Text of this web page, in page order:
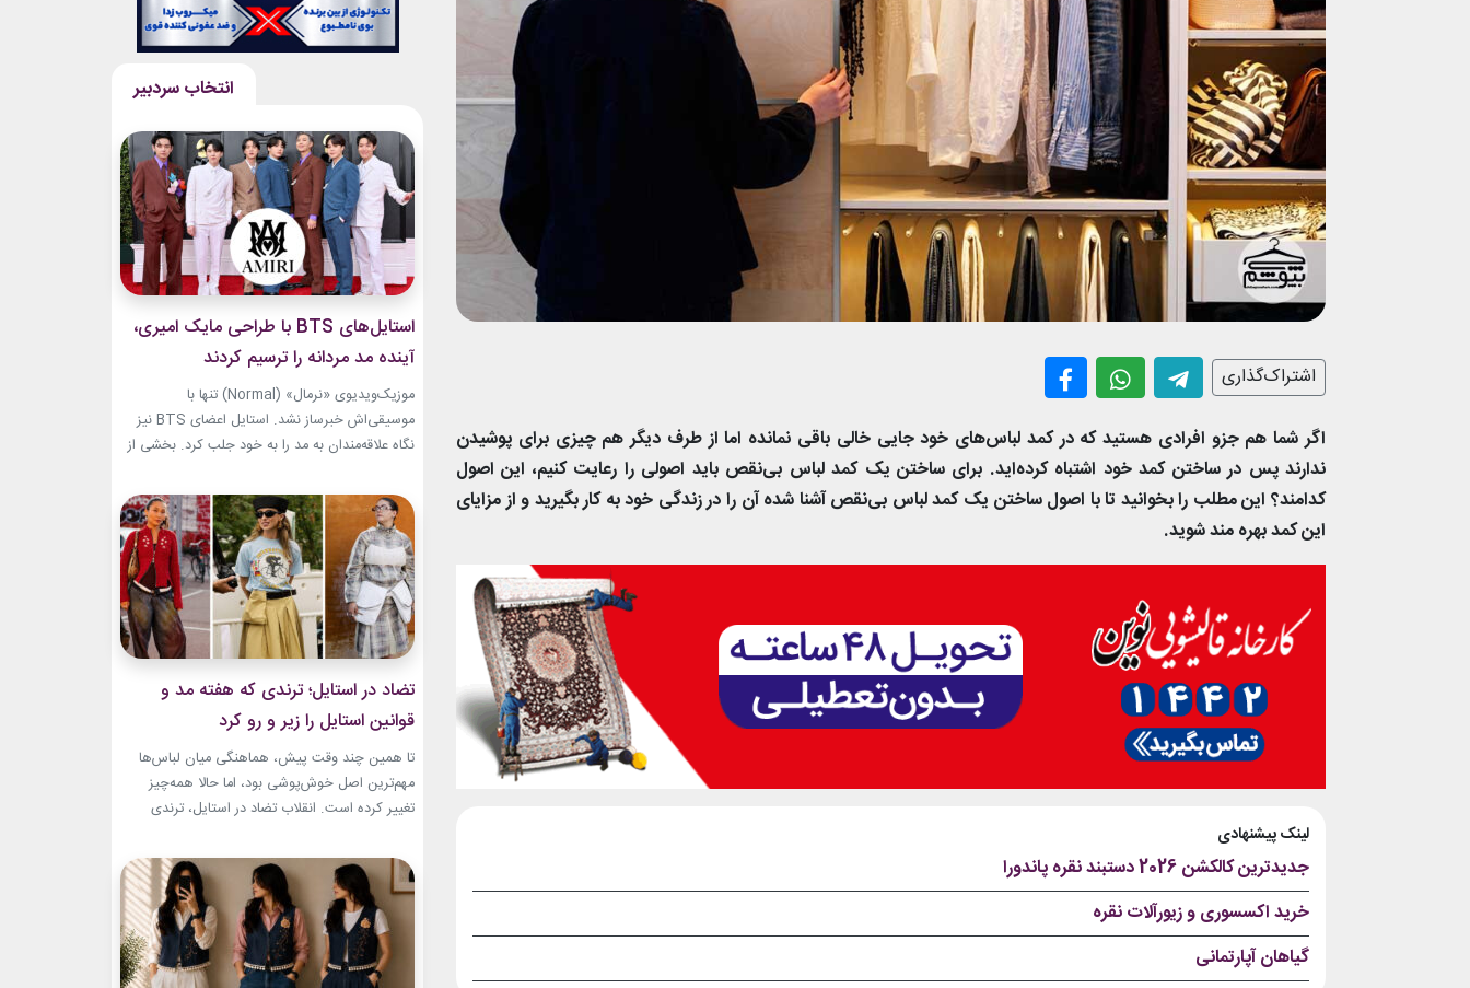
اشتراک‌گذاری
اگر شما هم جزو افرادی هستید که در کمد لباس‌های خود جایی خالی باقی نمانده اما از طرف دیگر هم چیزی برای پوشیدن
ندارند پس در ساختن کمد خود اشتباه کرده‌اید. برای ساختن یک کمد لباس بی‌نقص باید اصولی را رعایت کنیم، این اصول
کدامند؟ این مطلب را بخوانید تا با اصول ساختن یک کمد لباس بی‌نقص آشنا شده آن را در زندگی خود به کار بگیرید و از مزایای
این کمد بهره مند شوید.
لینک پیشنهادی
جدیدترین کالکشن 2026 دستبند نقره پاندورا
خرید اکسسوری و زیورآلات نقره
گیاهان آپارتمانی
استایل‌های BTS با طراحی مایک امیری،
آینده مد مردانه را ترسیم کردند
موزیک‌ویدیوی «نرمال» (Normal) تنها با
موسیقی‌اش خبرساز نشد. استایل اعضای BTS نیز
نگاه علاقه‌مندان به مد را به خود جلب کرد. بخشی از
به طراح آمریکاییِ ایرانی‌تبار، مایک امیری، انتخاب
شده بود. جسارت در استایل‌های امیری BTS همان
ویژگی مشترکی است که در تمام این اوت‌فیت‌ها
دیده...
تضاد در استایل؛ ترندی که هفته مد و
قوانین استایل را زیر و رو کرد
تا همین چند وقت پیش، هماهنگی میان لباس‌ها
مهم‌ترین اصل خوش‌پوشی بود، اما حالا همه‌چیز
تغییر کرده است. انقلاب تضاد در استایل، ترندی
و بسیاری از رسانه‌های معتبر مد از آن به‌عنوان یکی از
مهم‌ترین نوآوری‌های دنیای فشن یاد می‌کنند. این
رویکرد، قرار نیست فقط یک...